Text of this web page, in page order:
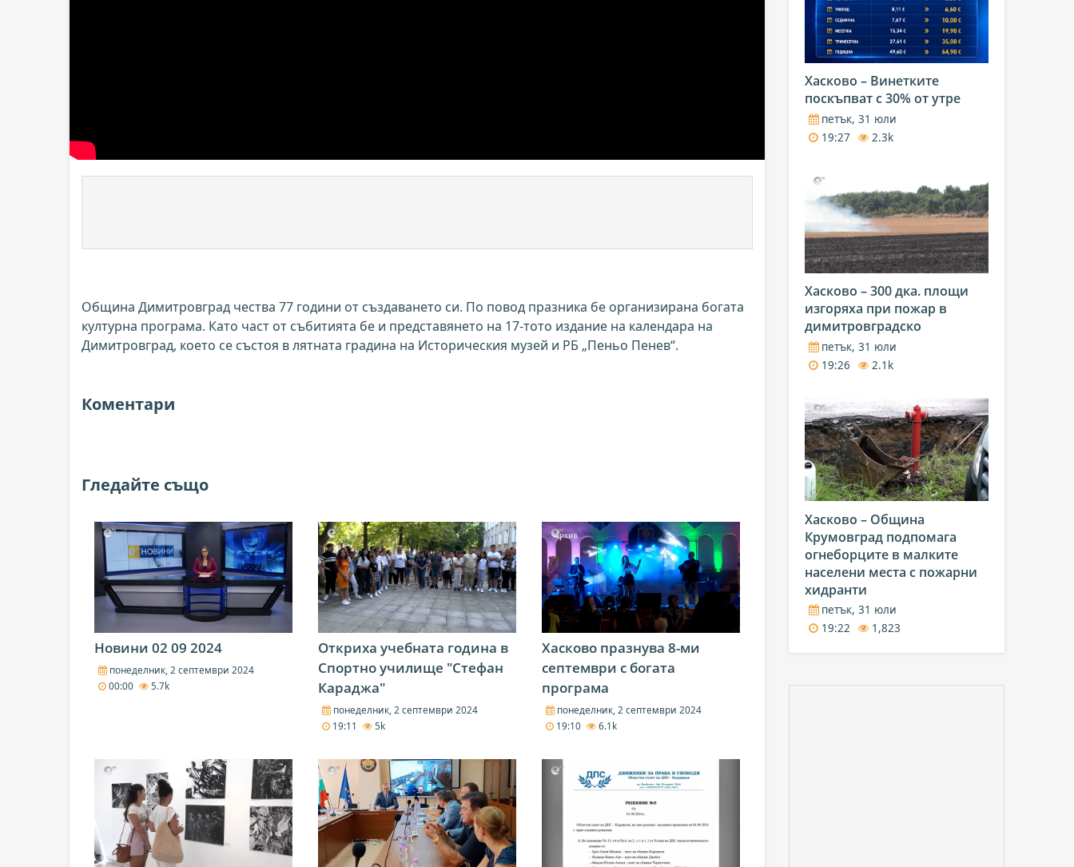
Община Димитровград чества 77 години от създаването си. По повод празника бе организирана богата
културна програма. Като част от събитията бе и представянето на 17-тото издание на календара на
Димитровград, което се състоя в лятната градина на Историческия музей и РБ „Пеньо Пенев“.
Коментари
Гледайте също
Новини 02 09 2024
понеделник, 2 септември 2024
00:00
5.7k
Откриха учебната година в
Спортно училище "Стефан
Караджа"
понеделник, 2 септември 2024
19:11
5k
Хасково празнува 8-ми
септември с богата
програма
понеделник, 2 септември 2024
19:10
6.1k
Хасково – Винетките
поскъпват с 30% от утре
петък, 31 юли
19:27
2.3k
Хасково – 300 дка. площи
изгоряха при пожар в
димитровградско
петък, 31 юли
19:26
2.1k
Хасково – Община
Крумовград подпомага
огнеборците в малките
населени места с пожарни
хидранти
петък, 31 юли
19:22
1,823